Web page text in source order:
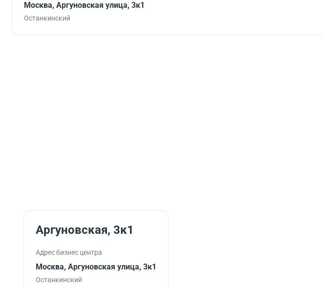
Москва, Аргуновская улица, 3к1
Останкинский
Аргуновская, 3к1
Адрес бизнес центра
Москва, Аргуновская улица, 3к1
Останкинский